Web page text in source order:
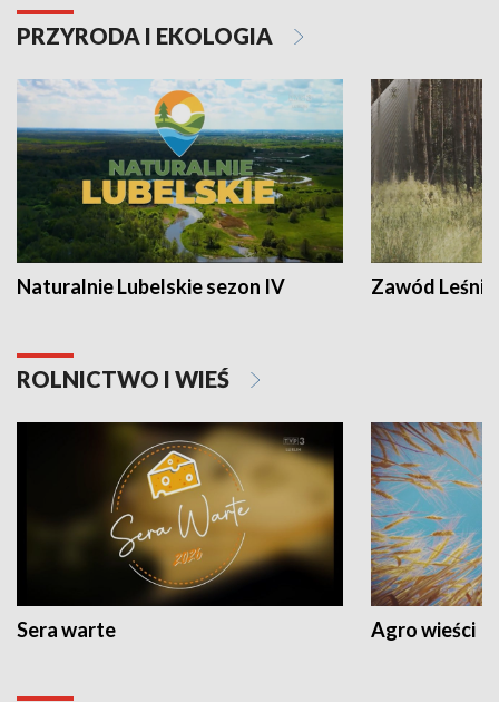
PRZYRODA I EKOLOGIA
Naturalnie Lubelskie sezon IV Zawód Leśnik
ROLNICTWO I WIEŚ
Sera warte Agro wieści